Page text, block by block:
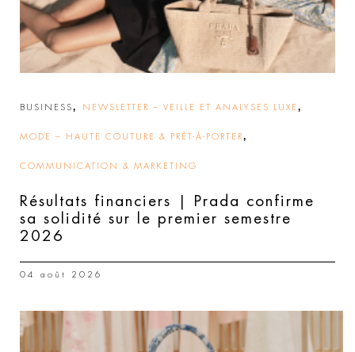
BUSINESS, NEWSLETTER – VEILLE ET ANALYSES LUXE ,
MODE – HAUTE COUTURE & PRÊT-À-PORTER,
COMMUNICATION & MARKETING
Résultats financiers | Prada confirme
sa solidité sur le premier semestre
2026
04 août 2026